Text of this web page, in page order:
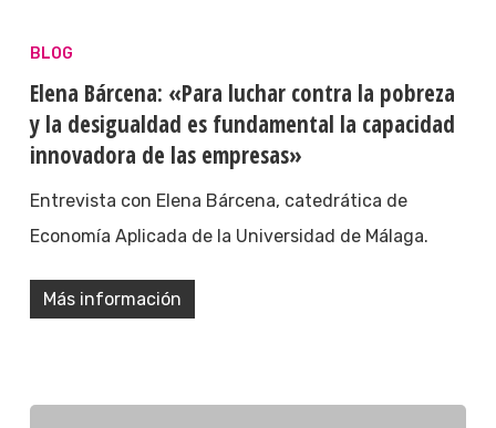
BLOG
Elena Bárcena: «Para luchar contra la pobreza
y la desigualdad es fundamental la capacidad
innovadora de las empresas»
Entrevista con Elena Bárcena, catedrática de
Economía Aplicada de la Universidad de Málaga.
Más información